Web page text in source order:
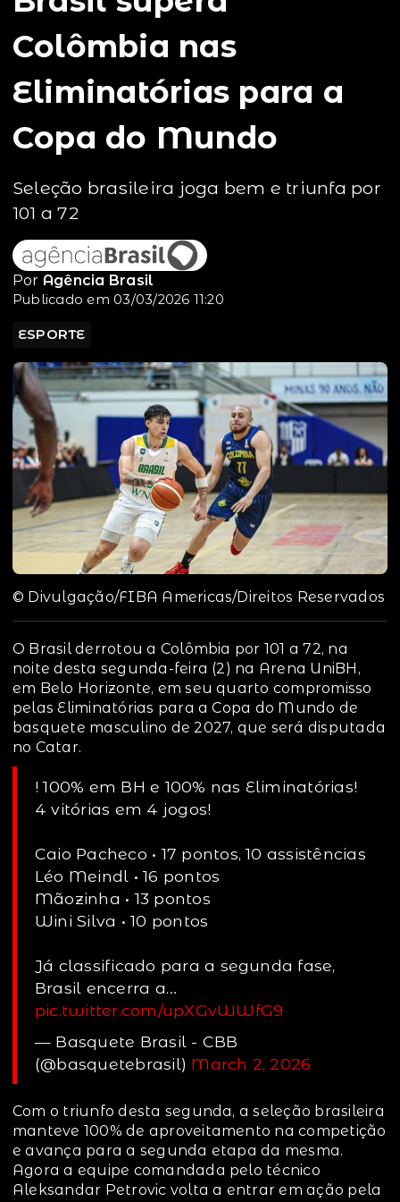
Colômbia nas
Eliminatórias para a
Copa do Mundo
Seleção brasileira joga bem e triunfa por
101 a 72
Por Agência Brasil
Publicado em 03/03/2026 11:20
ESPORTE
© Divulgação/FIBA Americas/Direitos Reservados
O Brasil derrotou a Colômbia por 101 a 72, na
noite desta segunda-feira (2) na Arena UniBH,
em Belo Horizonte, em seu quarto compromisso
pelas Eliminatórias para a Copa do Mundo de
basquete masculino de 2027, que será disputada
no Catar.
! 100% em BH e 100% nas Eliminatórias!
4 vitórias em 4 jogos!
Caio Pacheco • 17 pontos, 10 assistências
Léo Meindl • 16 pontos
Mãozinha • 13 pontos
Wini Silva • 10 pontos
Já classificado para a segunda fase,
Brasil encerra a…
pic.twitter.com/upXGvWWfG9
— Basquete Brasil - CBB
(@basquetebrasil) March 2, 2026
Com o triunfo desta segunda, a seleção brasileira
manteve 100% de aproveitamento na competição
e avança para a segunda etapa da mesma.
Agora a equipe comandada pelo técnico
Aleksandar Petrovic volta a entrar em ação pela